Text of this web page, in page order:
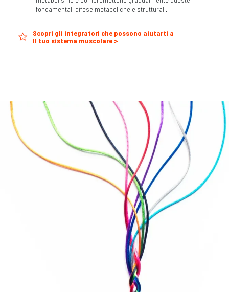
fondamentali difese metaboliche e strutturali.
Scopri gli integratori che possono aiutarti a
Il tuo sistema muscolare >